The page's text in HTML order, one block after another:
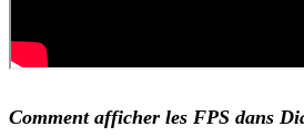
Comment afficher les FPS dans